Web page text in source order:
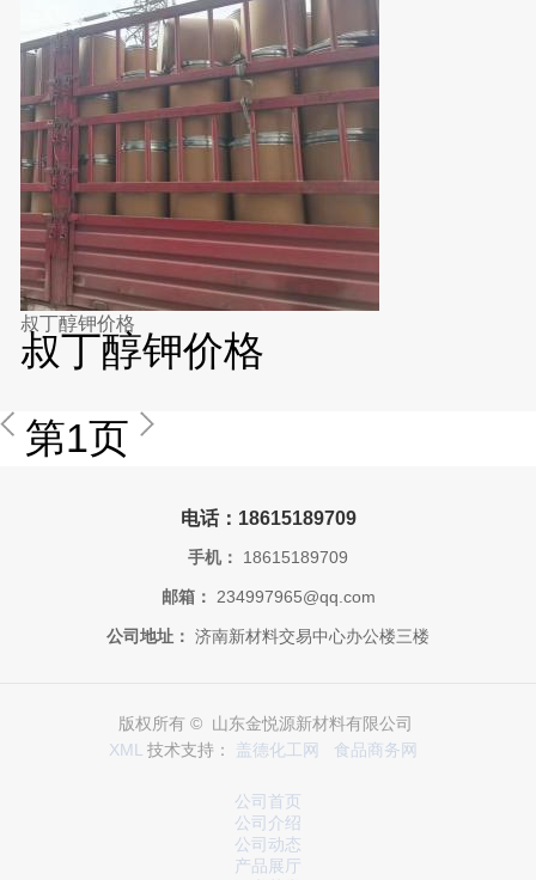
叔丁醇钾价格
叔丁醇钾价格
第1页
电话：18615189709
手机： 18615189709
邮箱： 234997965@qq.com
公司地址： 济南新材料交易中心办公楼三楼
版权所有 © 山东金悦源新材料有限公司
XML 技术支持： 盖德化工网 食品商务网
公司首页
公司介绍
公司动态
产品展厅